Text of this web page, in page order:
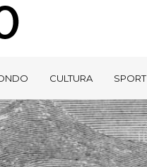
CULTURA SPORT